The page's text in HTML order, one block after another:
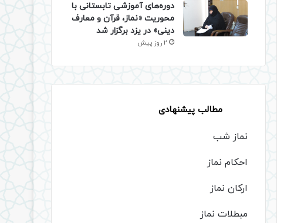
دوره‌های آموزشی تابستانی با
محوریت «نماز، قرآن و معارف
دینی» در یزد برگزار شد
2 روز پیش
مطالب پیشنهادی
نماز شب
احکام نماز
ارکان نماز
مبطلات نماز